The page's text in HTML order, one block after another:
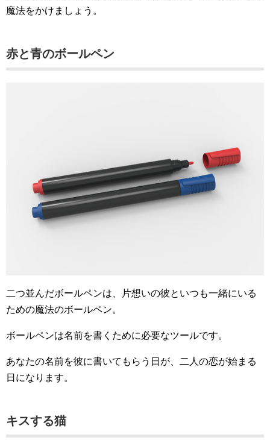
魔法をかけましょう。
赤と青のボールペン
二つ並んだボールペンは、片想いの彼といつも一緒にいる
ための魔法のボールペン。
ボールペンは名前を書くために必要なツールです。
あなたの名前を彼に書いてもらう日が、二人の恋が始まる
日になります。
キスする猫